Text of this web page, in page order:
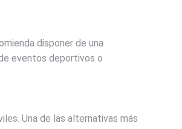
disponer de una
eventos deportivos o
Una de las alternativas más